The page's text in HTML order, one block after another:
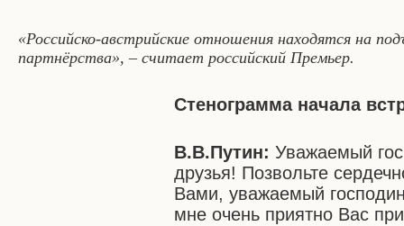
«Российско-австрийские отношения находятся на
партнёрства», – считает российский Премьер.
Стенограмма начала
В.В.Путин:Уважаемый
друзья! Позвольте
Вами, уважаемый
мне очень приятно Вас